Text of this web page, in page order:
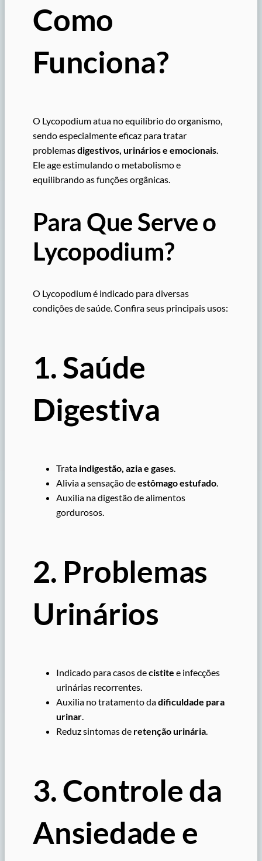
Como
Funciona?
O Lycopodium atua no equilíbrio do organismo,
sendo especialmente eficaz para tratar
problemasdigestivos, urinários e emocionais
Ele age estimulando o metabolismo e
equilibrando as funções orgânicas.
Para Que Serve o
Lycopodium?
O Lycopodium é indicado para diversas
condições de saúde. Confira seus principais usos:
1. Saúde
Digestiva
Trata indigestão, azia e gases.
Alivia a sensação deestômago estufado.
Auxilia na digestão de alimentos
gordurosos.
2. Problemas
Urinários
Indicado para casos decistite e infecções
urinárias recorrentes.
Auxilia no tratamento dadificuldade para
urinar.
Reduz sintomas de retenção urinária.
3. Controle da
Ansiedade e